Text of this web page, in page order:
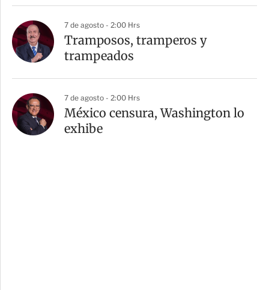
7 de agosto - 2:00 Hrs
Tramposos, tramperos y
trampeados
7 de agosto - 2:00 Hrs
México censura, Washington lo
exhibe